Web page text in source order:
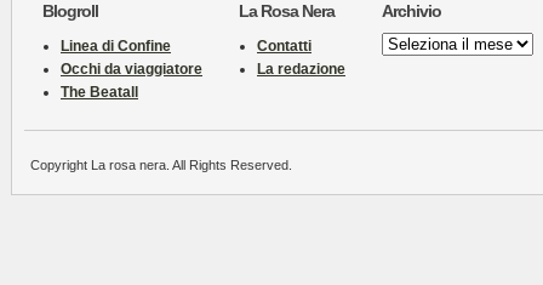
Blogroll
Linea di Confine
Occhi da viaggiatore
The Beatall
La Rosa Nera
Contatti
La redazione
Archivio
Archivio
Copyright La rosa nera. All Rights Reserved.